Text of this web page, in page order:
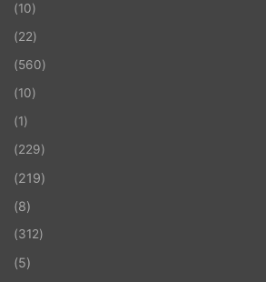
(10)
(22)
(560)
(10)
(1)
(229)
(219)
(8)
(312)
(5)